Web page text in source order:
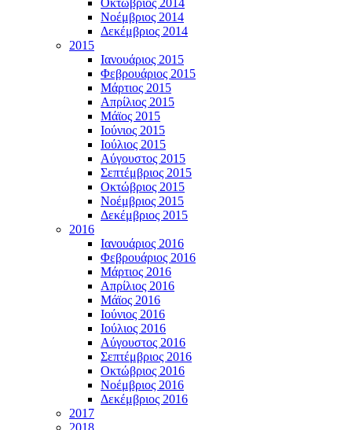
Νοέμβριος 2014
Δεκέμβριος 2014
2015
Ιανουάριος 2015
Φεβρουάριος 2015
Μάρτιος 2015
Απρίλιος 2015
Μάϊος 2015
Ιούνιος 2015
Ιούλιος 2015
Αύγουστος 2015
Σεπτέμβριος 2015
Οκτώβριος 2015
Νοέμβριος 2015
Δεκέμβριος 2015
2016
Ιανουάριος 2016
Φεβρουάριος 2016
Μάρτιος 2016
Απρίλιος 2016
Μάϊος 2016
Ιούνιος 2016
Ιούλιος 2016
Αύγουστος 2016
Σεπτέμβριος 2016
Οκτώβριος 2016
Νοέμβριος 2016
Δεκέμβριος 2016
2017
2018